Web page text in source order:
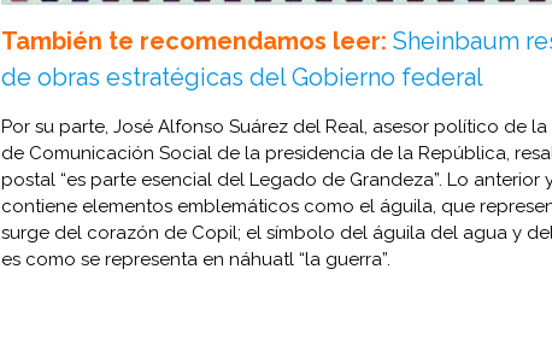
También te recomendamos leer: Sheinbaum
de obras estratégicas del Gobierno federal
Por su parte, José Alfonso Suárez del Real, asesor político de
de Comunicación Social de la presidencia de la República,
postal “es parte esencial del Legado de Grandeza”. Lo anterior
contiene elementos emblemáticos como el águila, que
surge del corazón de Copil; el símbolo del águila del agua y
es como se representa en náhuatl “la guerra”.